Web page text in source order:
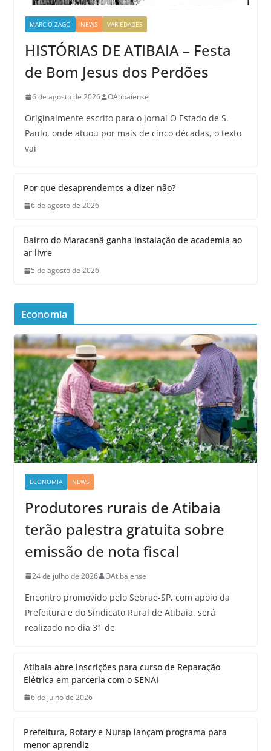
MARCIO ZAGO NEWS VARIEDADES
HISTÓRIAS DE ATIBAIA – Festa
de Bom Jesus dos Perdões
6 de agosto de 2026 OAtibaiense
Originalmente escrito para o jornal O Estado de S.
Paulo, onde atuou por mais de cinco décadas, o texto
vai
Por que desaprendemos a dizer não?
6 de agosto de 2026
Bairro do Maracanã ganha instalação de academia ao
ar livre
5 de agosto de 2026
Economia
ECONOMIA NEWS
Produtores rurais de Atibaia
terão palestra gratuita sobre
emissão de nota fiscal
24 de julho de 2026 OAtibaiense
Encontro promovido pelo Sebrae-SP, com apoio da
Prefeitura e do Sindicato Rural de Atibaia, será
realizado no dia 31 de
Atibaia abre inscrições para curso de Reparação
Elétrica em parceria com o SENAI
6 de julho de 2026
Prefeitura, Rotary e Nurap lançam programa para
menor aprendiz